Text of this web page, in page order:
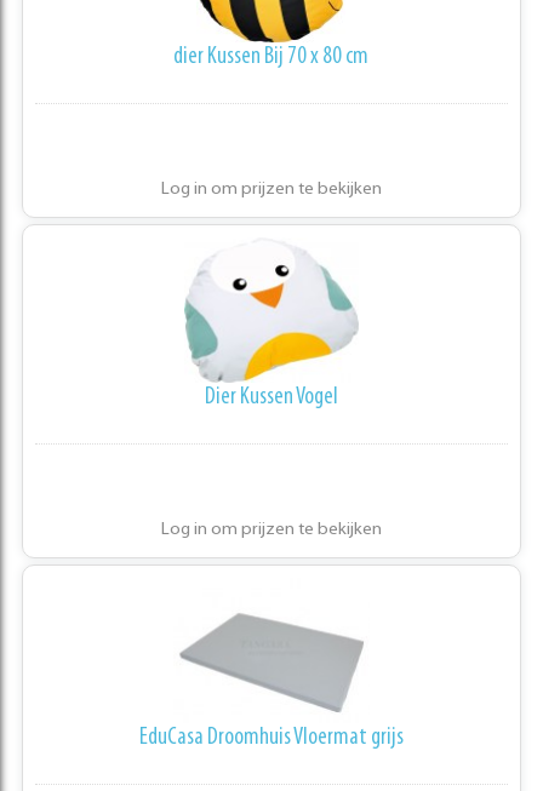
dier Kussen Bij 70 x 80 cm
Log in om prijzen te bekijken
Dier Kussen Vogel
Log in om prijzen te bekijken
EduCasa Droomhuis Vloermat grijs